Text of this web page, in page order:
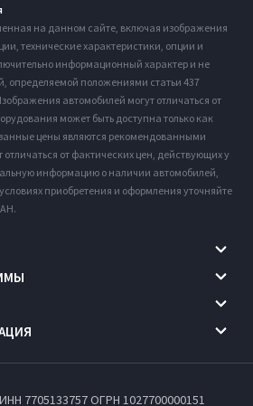
на данном сайте, включая изображения
технические характеристики, опции и
информационный характер и не
определяемой положениями статьи 437
автомобилей могут отличаться от
может быть доступна только как
цены являются рекомендованными
от фактических цен, действующих у
информацию о наличии автомобилей,
приобретения и оформления уточняйте
7705133757ОГРН 1027700000151